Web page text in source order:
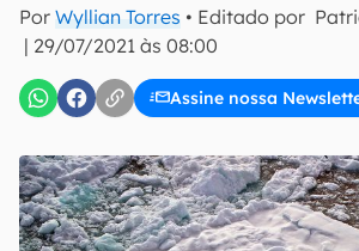
Por Wyllian Torres • Editado por
| 29/07/2021 às 08:00
Assine nossa
inscreva-se
Confirmo que li, aceito e concordo com
Uso e Política de Privacidade do